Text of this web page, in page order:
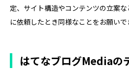
定、サイト構造やコンテンツの立案
に依頼したとき同様なことをお願いで
はてなブログMediaの